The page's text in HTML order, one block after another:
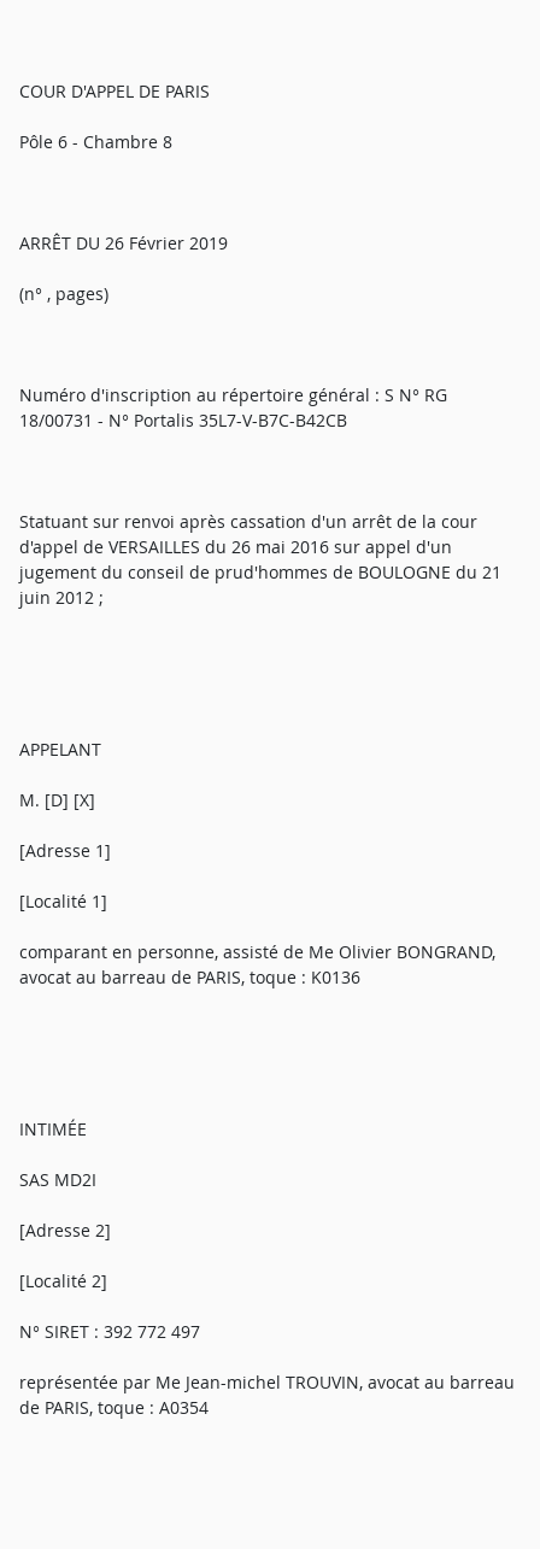
COUR D'APPEL DE PARIS
Pôle 6 - Chambre 8
ARRÊT DU 26 Février 2019
(n° , pages)
Numéro d'inscription au répertoire général : S N° RG
18/00731 - N° Portalis 35L7-V-B7C-B42CB
Statuant sur renvoi après cassation d'un arrêt de la cour
d'appel de VERSAILLES du 26 mai 2016 sur appel d'un
jugement du conseil de prud'hommes de BOULOGNE du 21
juin 2012 ;
APPELANT
M. [D] [X]
[Adresse 1]
[Localité 1]
comparant en personne, assisté de Me Olivier BONGRAND,
avocat au barreau de PARIS, toque : K0136
INTIMÉE
SAS MD2I
[Adresse 2]
[Localité 2]
N° SIRET : 392 772 497
représentée par Me Jean-michel TROUVIN, avocat au barreau
de PARIS, toque : A0354